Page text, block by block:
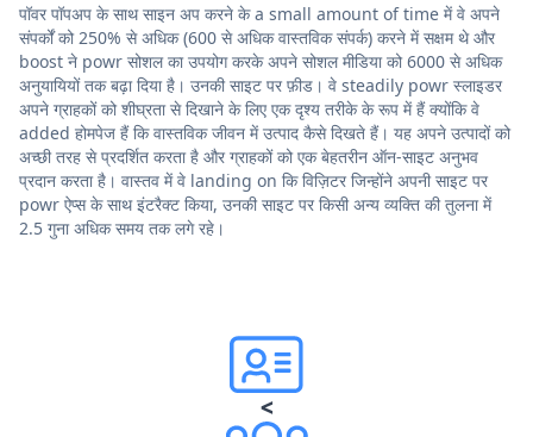
पॉवर पॉपअप के साथ साइन अप करने के a small amount of time में वे अपने
संपर्कों को 250% से अधिक (600 से अधिक वास्तविक संपर्क) करने में सक्षम थे और
boost ने powr सोशल का उपयोग करके अपने सोशल मीडिया को 6000 से अधिक
अनुयायियों तक बढ़ा दिया है। उनकी साइट पर फ़ीड। वे steadily powr स्लाइडर
अपने ग्राहकों को शीघ्रता से दिखाने के लिए एक दृश्य तरीके के रूप में हैं क्योंकि वे
added होमपेज हैं कि वास्तविक जीवन में उत्पाद कैसे दिखते हैं। यह अपने उत्पादों को
अच्छी तरह से प्रदर्शित करता है और ग्राहकों को एक बेहतरीन ऑन-साइट अनुभव
प्रदान करता है। वास्तव में वे landing on कि विज़िटर जिन्होंने अपनी साइट पर
powr ऐप्स के साथ इंटरैक्ट किया, उनकी साइट पर किसी अन्य व्यक्ति की तुलना में
2.5 गुना अधिक समय तक लगे रहे।
<